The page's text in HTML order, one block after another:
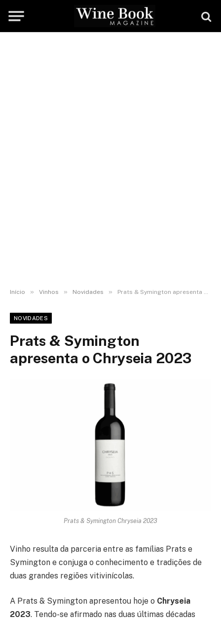
Início » Vinhos » Novidades » Prats & Symington apresenta o Chryseia 2023
NOVIDADES
Prats & Symington
apresenta o Chryseia 2023
Prats & Symington Chryseia 2023
Vinho resulta da parceria entre as famílias Prats e
Symington e conjuga o conhecimento e tradições de
duas grandes regiões vitivinícolas.
A Prats & Symington apresentou hoje o Chryseia
2023. Tendo-se afirmado nas duas últimas décadas